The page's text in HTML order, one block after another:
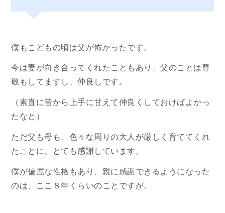
僕もこどもの頃は父が怖かったです。
今は妻が向き合ってくれたこともあり、父のことは尊
敬もしてますし、仲良しです。
（素直に昔から上手に甘えて仲良くしておけばよかっ
たなと）
ただ父も母も、色々な周りの大人が厳しく育ててくれ
たことに、とても感謝しています。
僕が偏屈な性格もあり、親に感謝できるようになった
のは、ここ８年くらいのことですが。